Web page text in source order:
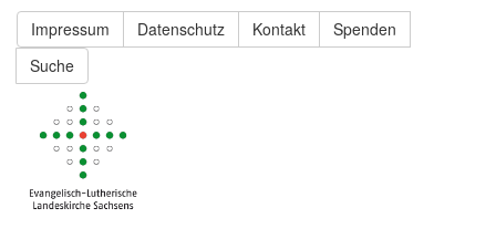
Impressum Datenschutz Kontakt
Spenden
Suche